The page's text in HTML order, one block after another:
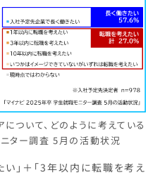
ついて、どのように考えている
ター調査 5月の活動状況
」＋「3年以内に転職を考え